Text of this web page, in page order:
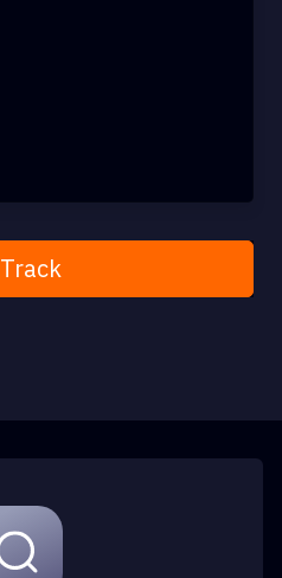
Track